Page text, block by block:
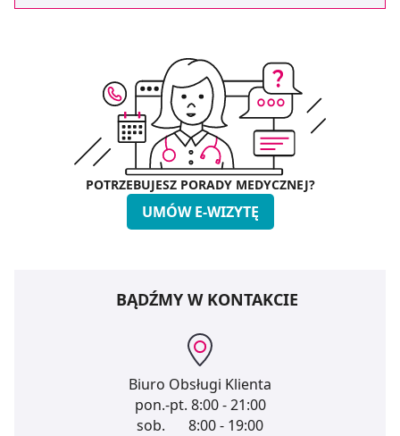
POTRZEBUJESZ PORADY MEDYCZNEJ?
UMÓW E-WIZYTĘ
BĄDŹMY W KONTAKCIE
Biuro Obsługi Klienta
pon.-pt. 8:00 - 21:00
sob.
8:00 - 19:00